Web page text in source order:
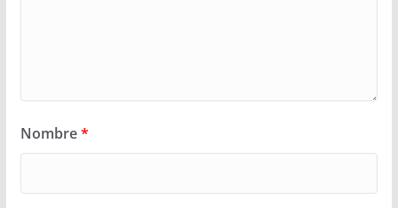
Nombre*